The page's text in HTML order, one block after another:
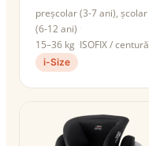
preșcolar (3-7 ani), școlar
(6-12 ani)
15–36 kg ISOFIX / centură
i-Size